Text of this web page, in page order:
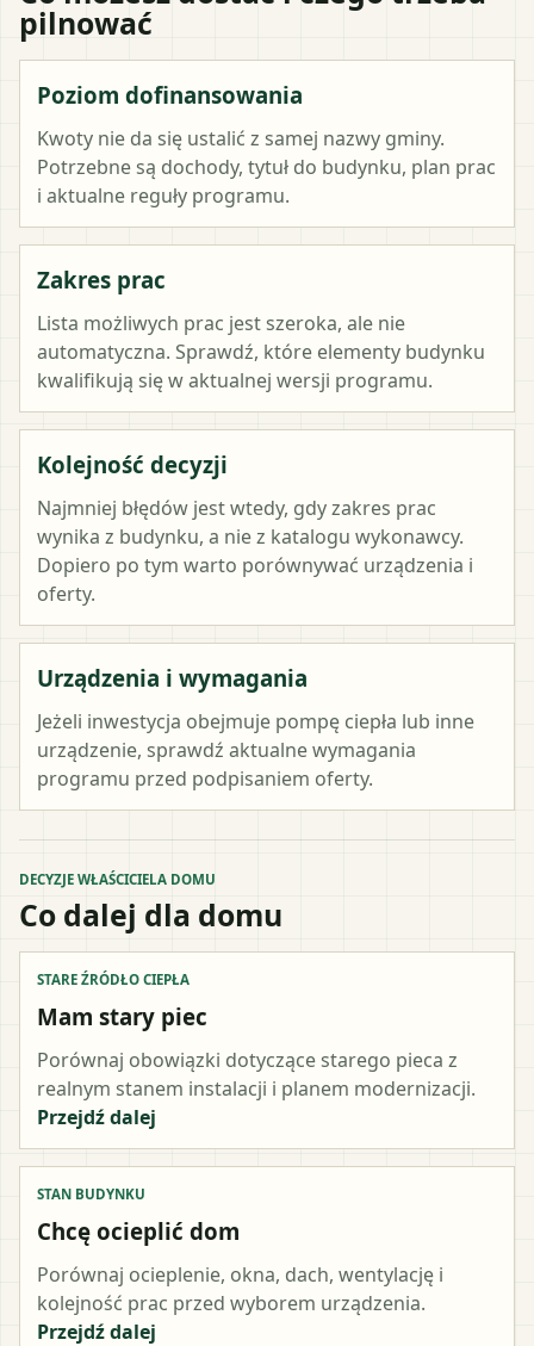
pilnować
Poziom dofinansowania
Kwoty nie da się ustalić z samej nazwy gminy.
Potrzebne są dochody, tytuł do budynku, plan prac
i aktualne reguły programu.
Zakres prac
Lista możliwych prac jest szeroka, ale nie
automatyczna. Sprawdź, które elementy budynku
kwalifikują się w aktualnej wersji programu.
Kolejność decyzji
Najmniej błędów jest wtedy, gdy zakres prac
wynika z budynku, a nie z katalogu wykonawcy.
Dopiero po tym warto porównywać urządzenia i
oferty.
Urządzenia i wymagania
Jeżeli inwestycja obejmuje pompę ciepła lub inne
urządzenie, sprawdź aktualne wymagania
programu przed podpisaniem oferty.
DECYZJE WŁAŚCICIELA DOMU
Co dalej dla domu
STARE ŹRÓDŁO CIEPŁA
Mam stary piec
Porównaj obowiązki dotyczące starego pieca z
realnym stanem instalacji i planem modernizacji.
Przejdź dalej
STAN BUDYNKU
Chcę ocieplić dom
Porównaj ocieplenie, okna, dach, wentylację i
kolejność prac przed wyborem urządzenia.
Przejdź dalej